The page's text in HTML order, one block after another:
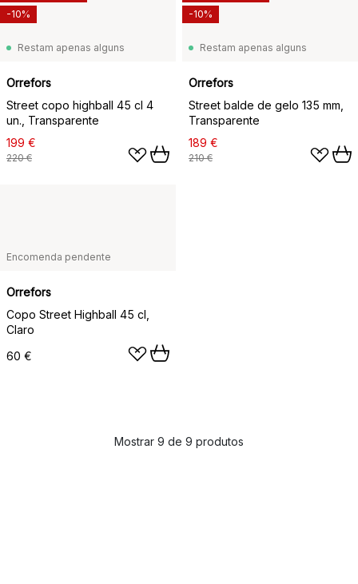
Restam apenas alguns
Orrefors
Street copo highball 45 cl 4
un., Transparente
199 €
220 €
-10%
Restam apenas alguns
Orrefors
Street balde de gelo 135 mm,
Transparente
189 €
210 €
-10%
Encomenda pendente
Orrefors
Copo Street Highball 45 cl,
Claro
60 €
Mostrar 9 de 9 produtos